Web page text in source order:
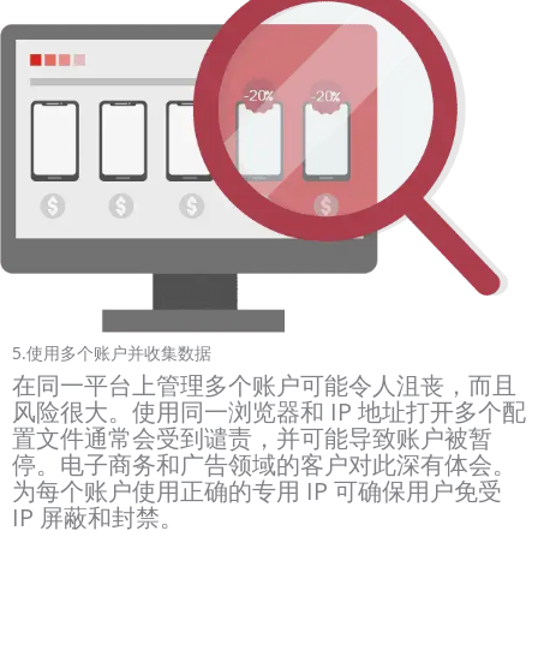
5.使用多个账户并收集数据
在同一平台上管理多个账户可能令人沮丧，而且
风险很大。使用同一浏览器和 IP 地址打开多个配
置文件通常会受到谴责，并可能导致账户被暂
停。电子商务和广告领域的客户对此深有体会。
为每个账户使用正确的专用 IP 可确保用户免受
IP 屏蔽和封禁。